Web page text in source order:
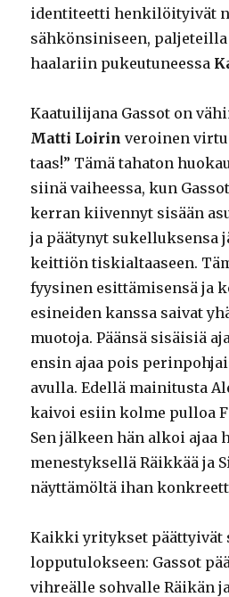
identiteetti henkilöityivät
sähkönsiniseen,
haalariin pukeutuneessa
Kaatuilijana Gassot on
Matti Loirin veroinen
taas!” Tämä tahaton
siinä vaiheessa, kun
kerran kiivennyt sisään
ja päätynyt sukelluksensa
keittiön tiskialtaaseen.
fyysinen esittämisensä ja
esineiden kanssa saivat
muotoja. Päänsä sisäisiä
ensin ajaa pois
avulla. Edellä mainitusta
kaivoi esiin kolme pulloa
Sen jälkeen hän alkoi ajaa
menestyksellä Räikkää ja
näyttämöltä ihan
Kaikki yritykset päättyivät
lopputulokseen: Gassot
vihreälle sohvalle Räikän